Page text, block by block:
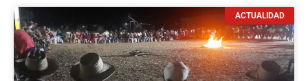
ACTUALIDAD